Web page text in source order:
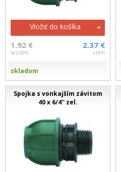
Vložiť do košíka
1.92 €
bez DPH
2.37 €
s DPH
skladom
Spojka s vonkajším závitom
40 x 6/4'' zel.